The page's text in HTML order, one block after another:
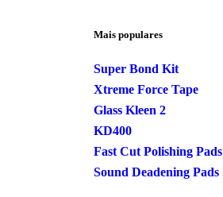
Mais populares
Super Bond Kit
Xtreme Force Tape
Glass Kleen 2
KD400
Fast Cut Polishing Pads
Sound Deadening Pads